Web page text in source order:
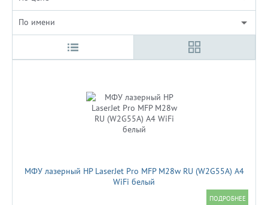
По имени
МФУ лазерный HP LaserJet Pro MFP M28w RU (W2G55A) A4
WiFi белый